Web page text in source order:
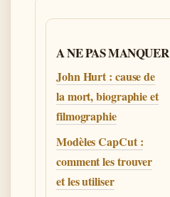
A NE PAS MANQUER
John Hurt : cause de
la mort, biographie et
filmographie
Modèles CapCut :
comment les trouver
et les utiliser